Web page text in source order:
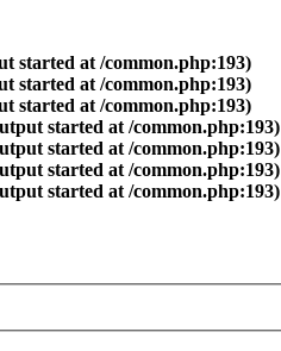
started at /common.php:193)
started at /common.php:193)
started at /common.php:193)
started at /common.php:193)
started at /common.php:193)
started at /common.php:193)
started at /common.php:193)